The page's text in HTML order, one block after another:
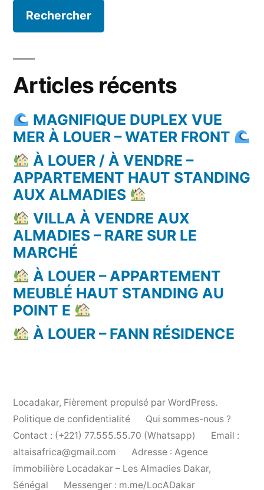
Articles récents
MAGNIFIQUE DUPLEX VUE
MER À LOUER – WATER FRONT
À LOUER / À VENDRE –
APPARTEMENT HAUT STANDING
AUX ALMADIES
VILLA À VENDRE AUX
ALMADIES – RARE SUR LE
MARCHÉ
À LOUER – APPARTEMENT
MEUBLÉ HAUT STANDING AU
POINT E
À LOUER – FANN RÉSIDENCE
Locadakar, Fièrement propulsé par WordPress.
Politique de confidentialité
Qui sommes-nous ?
Contact : (+221) 77.555.55.70 (Whatsapp)
Email :
altaisafrica@gmail.com
Adresse : Agence
immobilière Locadakar – Les Almadies Dakar,
Sénégal
Messenger : m.me/LocADakar